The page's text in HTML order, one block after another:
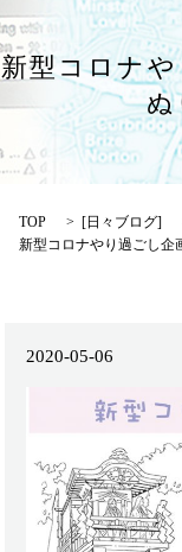
新型コロナ
ぬ
TOP [日々ブログ]
新型コロナやり過ごし企
2020-05-06